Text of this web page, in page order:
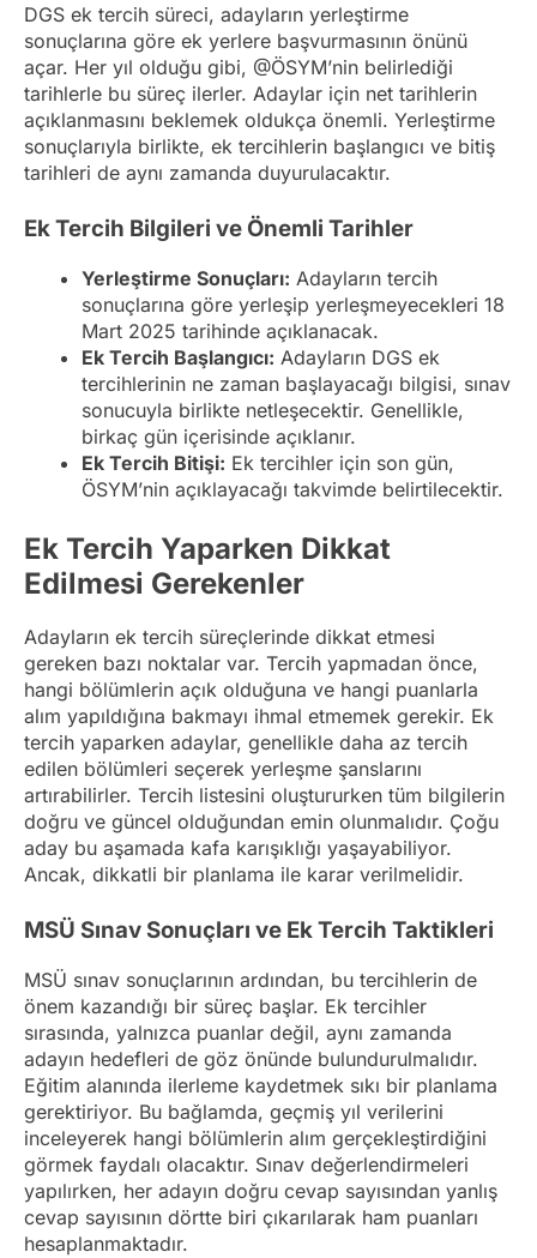
DGS ek tercih süreci, adayların yerleştirme
sonuçlarına göre ek yerlere başvurmasının önünü
açar. Her yıl olduğu gibi, @ÖSYM’nin belirlediği
tarihlerle bu süreç ilerler. Adaylar için net tarihlerin
açıklanmasını beklemek oldukça önemli. Yerleştirme
sonuçlarıyla birlikte, ek tercihlerin başlangıcı ve bitiş
tarihleri de aynı zamanda duyurulacaktır.
Ek Tercih Bilgileri ve Önemli Tarihler
Yerleştirme Sonuçları: Adayların tercih
sonuçlarına göre yerleşip yerleşmeyecekleri 18
Mart 2025 tarihinde açıklanacak.
Ek Tercih Başlangıcı: Adayların DGS ek
tercihlerinin ne zaman başlayacağı bilgisi, sınav
sonucuyla birlikte netleşecektir. Genellikle,
birkaç gün içerisinde açıklanır.
Ek Tercih Bitişi: Ek tercihler için son gün,
ÖSYM’nin açıklayacağı takvimde belirtilecektir.
Ek Tercih Yaparken Dikkat
Edilmesi Gerekenler
Adayların ek tercih süreçlerinde dikkat etmesi
gereken bazı noktalar var. Tercih yapmadan önce,
hangi bölümlerin açık olduğuna ve hangi puanlarla
alım yapıldığına bakmayı ihmal etmemek gerekir. Ek
tercih yaparken adaylar, genellikle daha az tercih
edilen bölümleri seçerek yerleşme şanslarını
artırabilirler. Tercih listesini oluştururken tüm bilgilerin
doğru ve güncel olduğundan emin olunmalıdır. Çoğu
aday bu aşamada kafa karışıklığı yaşayabiliyor.
Ancak, dikkatli bir planlama ile karar verilmelidir.
MSÜ Sınav Sonuçları ve Ek Tercih Taktikleri
MSÜ sınav sonuçlarının ardından, bu tercihlerin de
önem kazandığı bir süreç başlar. Ek tercihler
sırasında, yalnızca puanlar değil, aynı zamanda
adayın hedefleri de göz önünde bulundurulmalıdır.
Eğitim alanında ilerleme kaydetmek sıkı bir planlama
gerektiriyor. Bu bağlamda, geçmiş yıl verilerini
inceleyerek hangi bölümlerin alım gerçekleştirdiğini
görmek faydalı olacaktır. Sınav değerlendirmeleri
yapılırken, her adayın doğru cevap sayısından yanlış
cevap sayısının dörtte biri çıkarılarak ham puanları
hesaplanmaktadır.